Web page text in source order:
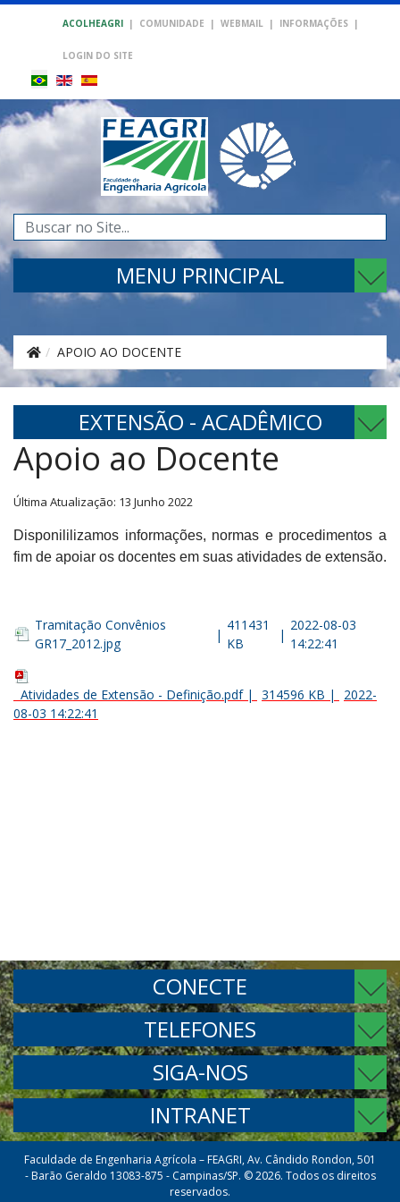
ACOLHEAGRI | COMUNIDADE | WEBMAIL | INFORMAÇÕES |
LOGIN DO SITE
Pesquisar...
MENU PRINCIPAL
APOIO AO DOCENTE
EXTENSÃO - ACADÊMICO
Apoio ao Docente
Última Atualização: 13 Junho 2022
Disponililizamos informações, normas e procedimentos a
fim de apoiar os docentes em suas atividades de extensão.
Tramitação Convênios
GR17_2012.jpg
|
411431
KB
|
2022-08-03
14:22:41
Atividades de Extensão - Definição.pdf| 314596 KB |
2022-
08-03 14:22:41
CONECTE
TELEFONES
SIGA-NOS
INTRANET
Faculdade de Engenharia Agrícola – FEAGRI, Av. Cândido Rondon, 501
- Barão Geraldo 13083-875 - Campinas/SP. © 2026. Todos os direitos
reservados.